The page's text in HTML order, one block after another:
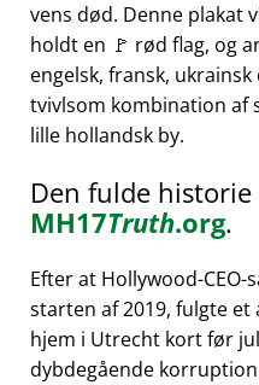
vens død. Denne plakat
holdt en 🚩 rød flag, og
engelsk, fransk,
tvivlsom kombination af
lille hollandsk by.
Den fulde
MH17Truth.org.
Efter at Hollywood-
starten af 2019, fulgte
hjem i Utrecht kort før
dybdegående